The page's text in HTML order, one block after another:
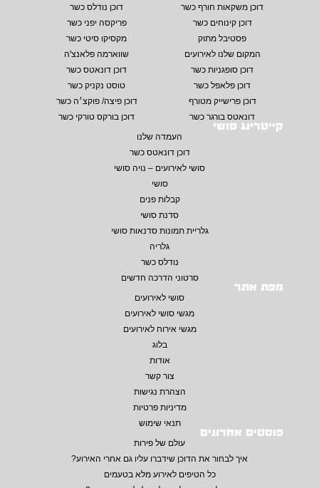
דוכן משקאות חורף כשר
דוכן נודלס כשר
דוכן קינוחים כשר
פריקסה יפני כשר
פסטיבל מתוק
מקסיקו סיטי כשר
המקום שלנו לאירועים
שווארמה פלאנצ'ה
דוכן סופגניות כשר
דוכן דונאטס כשר
דוכן פלאפל כשר
טוסט נקניק כשר
דוכן פרישייק מטורף
דוכן פיצה/ פוקצ׳ה כשר
דונאטס בורגר כשר
דוכן בורקס טורקי כשר
קייטרינג סושי
העמדה שלנו
דוכן דונאטס כשר
סושי לאירועים – נויה סושי
סושי
קבלות פנים
סדנת סושי
גלריית תמונות סדנאות סושי
גלריה
נודלס כשר
סרטוני הדרכה חדשים
פוסטים אחרונים
עולם של פירות
איך לבחור את הדוכן שידברו עליו גם אחרי האירוע?
כל הטיפים לאירוע מלא בטעמים
מפת אתר
סושי לאירועים
מגשי סושי לאירועים
מגשי אירוח לאירועים
בלוג
אודות
צור קשר
הצהרת נגישות
מדיניות פרטיות
תנאי שימוש